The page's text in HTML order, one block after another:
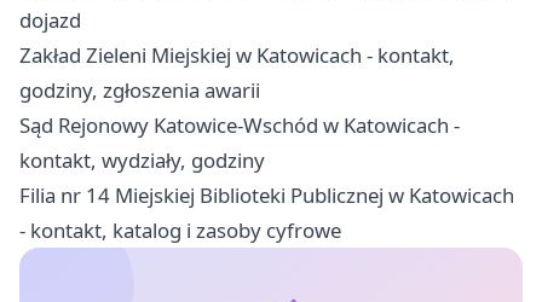
dojazd
Zakład Zieleni Miejskiej w Katowicach - kontakt,
godziny, zgłoszenia awarii
Sąd Rejonowy Katowice-Wschód w Katowicach -
kontakt, wydziały, godziny
Filia nr 14 Miejskiej Biblioteki Publicznej w Katowicach
- kontakt, katalog i zasoby cyfrowe